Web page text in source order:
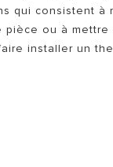
qui consistent à
pièce ou à
installer un